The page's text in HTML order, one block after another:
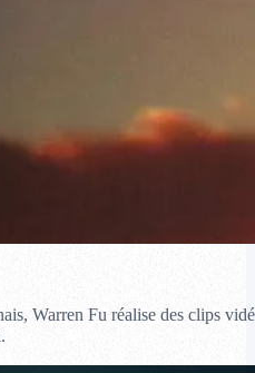
Warren Fu réalise des clips